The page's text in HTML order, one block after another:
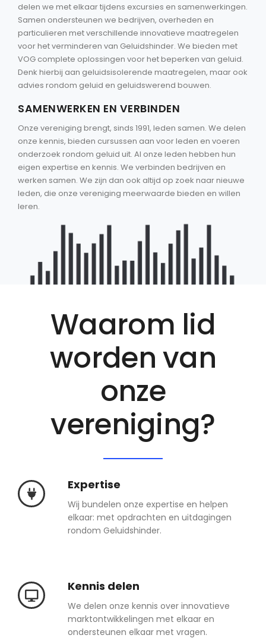
delen we met elkaar tijdens excursies en samenwerkingen.
Samen ondersteunen we bedrijven, overheden en
particulieren met verschillende innovatieve maatregelen
voor het verminderen van Geluidshinder. We bieden met
VOG complete oplossingen voor het beperken van geluid.
Denk hierbij aan geluidsisolerende maatregelen, maar ook
advies rondom geluid en geluidswerend bouwen.
SAMENWERKEN EN VERBINDEN
Onze vereniging brengt, sinds 1991, leden samen. We delen
onze kennis, bieden cursussen aan voor leden en voeren
onderzoek rondom geluid uit. Al onze leden hebben hun
eigen expertise en kennis. We verbinden bedrijven en
werken samen. We zijn dan ook altijd op zoek naar nieuwe
leden, die onze vereniging meerwaarde bieden en willen
leren.
Waarom lid
worden van
onze
vereniging?
Expertise
Wij bundelen onze expertise en helpen
elkaar: met opdrachten en uitdagingen
rondom Geluidshinder.
Kennis delen
We delen onze kennis over innovatieve
marktontwikkelingen met elkaar en
ondersteunen elkaar met vragen.